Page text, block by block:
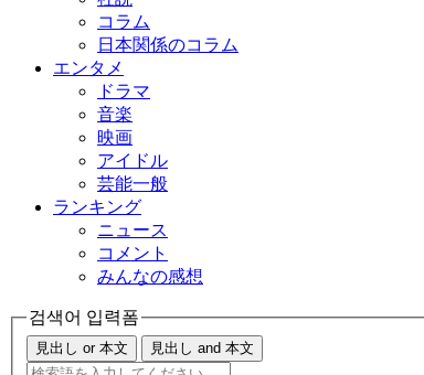
コラム
日本関係のコラム
エンタメ
ドラマ
音楽
映画
アイドル
芸能一般
ランキング
ニュース
コメント
みんなの感想
검색어 입력폼
見出し or 本文 見出し and 本文